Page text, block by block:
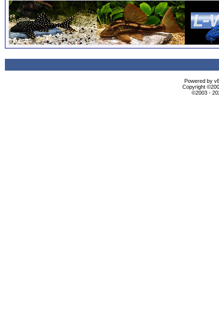
Powered by
Copyright
©2003 -